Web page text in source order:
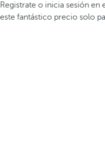
Registrate o inicia sesión
este fantástico precio solo